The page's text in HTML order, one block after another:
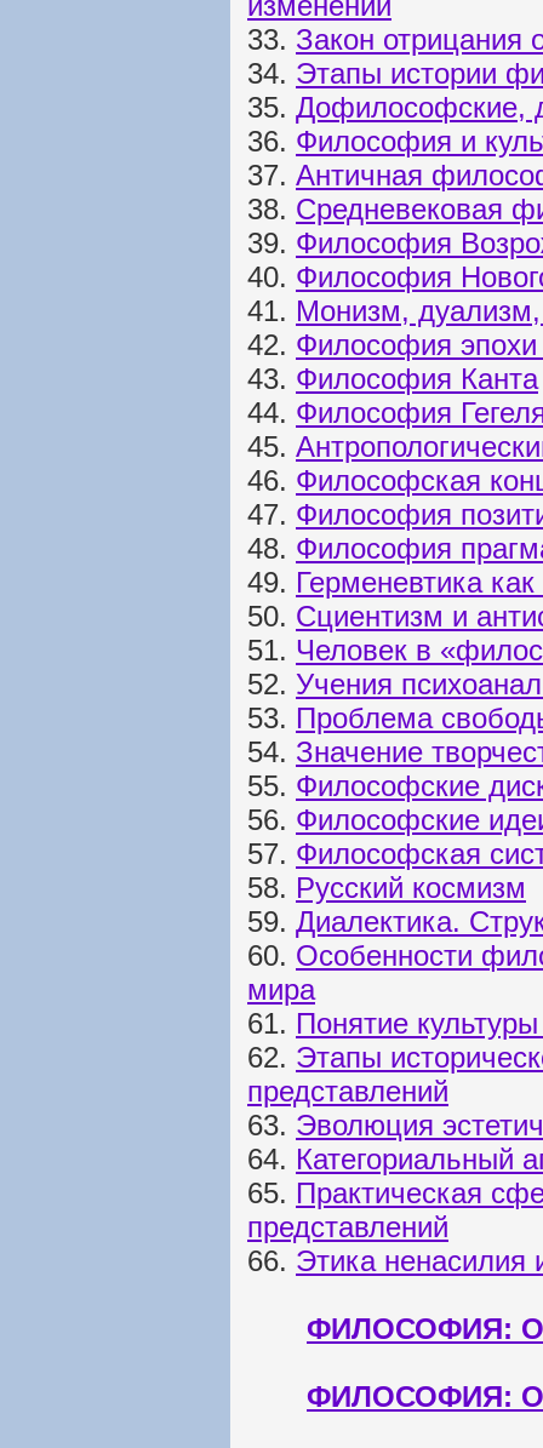
33. Закон отрицания
34. Этапы истории
35. Дофилософские,
36. Философия и
37. Античная
38. Средневековая
39. Философия
40. Философия
41. Монизм,
42. Философия
43. Философия Канта
44. Философия
45.
46. Философская
47. Философия
48. Философия
49. Герменевтика
50. Сциентизм и
51. Человек в
52. Учения
53. Проблема
54. Значение
55. Философские
56. Философские
57. Философская
58. Русский космизм
59. Диалектика.
60. Особенности
мира
61. Понятие
62. Этапы
представлений
63. Эволюция
64. Категориальный
65. Практическая
представлений
66. Этика ненасилия
ФИЛОСОФИЯ:
ФИЛОСОФИЯ: